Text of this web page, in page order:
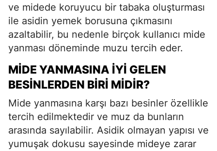
ve midede koruyucu bir tabaka oluşturması
ile asidin yemek borusuna çıkmasını
azaltabilir, bu nedenle birçok kullanıcı mide
yanması döneminde muzu tercih eder.
MIDE YANMASINA İYI GELEN
BESINLERDEN BIRI MIDIR?
Mide yanmasına karşı bazı besinler özellikle
tercih edilmektedir ve muz da bunların
arasında sayılabilir. Asidik olmayan yapısı ve
yumuşak dokusu sayesinde mideye zarar